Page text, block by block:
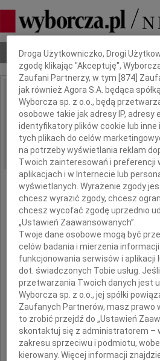
Nekrologi Odeszli Poradnik
IMIĘ I NAZWISKO:
REGION: Warszawa
DATA EMISJI: 03.10.2009
Dbamy o Twoją prywatność
Droga Użytkowniczko, Drogi
zgodę klikając "Akceptuję",
Zaufani Partnerzy, w tym [874 ]
jak również Agora S.A. będąca
Wyborcza sp. z o.o., będą
osobowe takie jak adresy IP, adresy
identyfikatory plików cookie lub
tych plikach do celów
na potrzeby wyświetlania reklam
Twoich zainteresowań i preferencji
aplikacjach i w Internecie lub
wyświetlanych. Wyrażenie zgody
chcesz wyrazić zgody, chcesz
chcesz wycofać zgodę uprzednio
„Ustawień Zaawansowanych”.
Twoje dane osobowe mogą być
celów badania i mierzenia
funkcjonowania serwisów i aplikacji
dot. świadczonych Tobie usług.
przetwarzania Twoich danych jest
Wyborcza sp. z o.o., jej spółki
Zaufanych Partnerów, masz prawo
to zrobić przejdź do „Ustawień
skontaktuj się z administratorem –
zakresu sprzeciwu i podmiotu,
kierowany. Więcej informacji